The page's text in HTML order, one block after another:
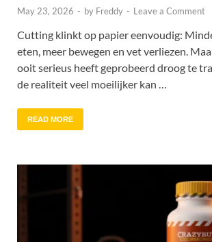
May 23, 2026 - by Freddy - Leave a Comment
Cutting klinkt op papier eenvoudig:
eten, meer bewegen en vet verliezen.
ooit serieus heeft geprobeerd droog te
de realiteit veel moeilijker kan …
READ MORE